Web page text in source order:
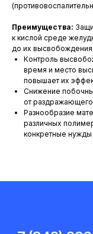
Преимущества:
к кислой среде
до их высвобождения
Контроль
время и место
повышает их
Снижение
от раздражающего
Разнообразие
различных
конкретные нужды
© 2026 ООО «Фармакон»
Политика
Новости
Доставка
Размерная таблица
Сертификаты соответствия